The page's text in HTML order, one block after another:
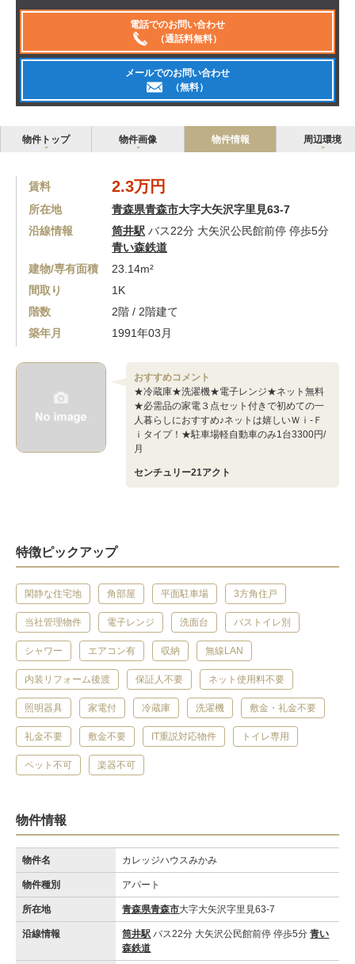
電話でのお問い合わせ
（通話料無料）
メールでのお問い合わせ
（無料）
物件トップ 物件画像 物件情報 周辺環境
賃料 2.3万円
所在地 青森県青森市大字大矢沢字里見63-7
沿線情報
筒井駅 バス22分 大矢沢公民館前停 停歩5分
青い森鉄道
建物/専有面積
23.14m²
間取り
1K
階数
2階 / 2階建て
築年月
1991年03月
おすすめコメント
★冷蔵庫★洗濯機★電子レンジ★ネット無料
★必需品の家電３点セット付きで初めての一
人暮らしにおすすめ♪ネットは嬉しいＷｉ-Ｆ
ｉタイプ！★駐車場軽自動車のみ1台3300円/
月
センチュリー21アクト
特徴ピックアップ
閑静な住宅地 角部屋 平面駐車場 3方角住戸
当社管理物件 電子レンジ 洗面台 バストイレ別
シャワー エアコン有 収納 無線LAN
内装リフォーム後渡 保証人不要 ネット使用料不要
照明器具 家電付 冷蔵庫 洗濯機 敷金・礼金不要
礼金不要 敷金不要 IT重説対応物件 トイレ専用
ペット不可 楽器不可
物件情報
物件名 カレッジハウスみかみ
物件種別 アパート
所在地 青森県青森市大字大矢沢字里見63-7
沿線情報 筒井駅 バス22分 大矢沢公民館前停 停歩5分青い
森鉄道